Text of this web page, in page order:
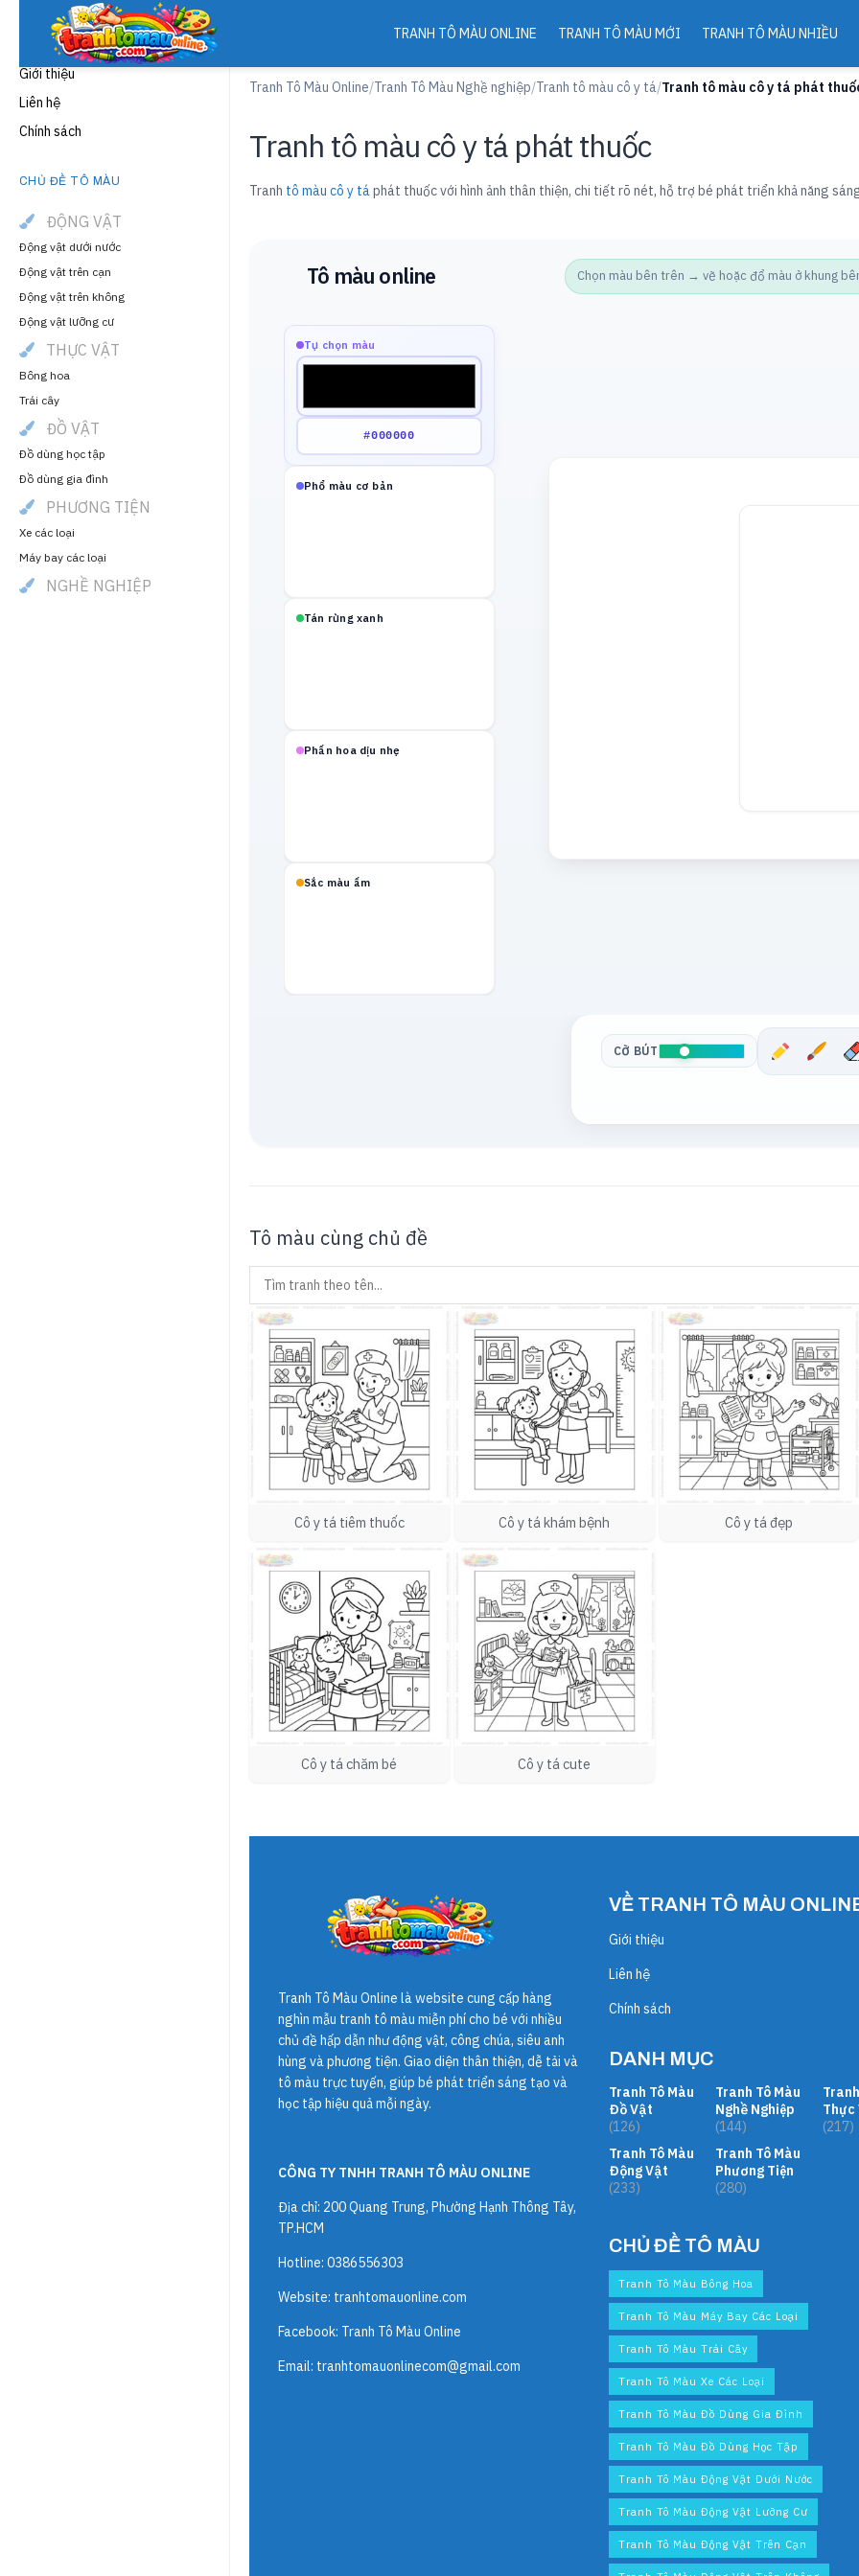
THÔNG TIN
Giới thiệu
Liên hệ
Chính sách
CHỦ ĐỀ TÔ MÀU
ĐỘNG VẬT
Động vật dưới nước
Động vật trên cạn
Động vật trên không
Động vật lưỡng cư
THỰC VẬT
Bông hoa
Trái cây
ĐỒ VẬT
Đồ dùng học tập
Đồ dùng gia đình
PHƯƠNG TIỆN
Xe các loại
Máy bay các loại
NGHỀ NGHIỆP
TRANH TÔ MÀU ONLINE TRANH TÔ MÀU MỚI TRANH TÔ MÀU NHIỀU
Tranh Tô Màu Online/Tranh Tô Màu Nghề nghiệp/Tranh tô màu cô y tá/Tranh tô màu cô y tá phát
Tranh tô màu cô y tá phát thuốc
Tranh tô màu cô y táphát thuốc với hình ảnh thân thiện, chi tiết rõ nét, hỗ trợ bé phát triển khả năng
Tô màu online Chọn màu bên trên → vẽ hoặc đổ màu ở khung
Tự chọn màu
Phổ màu cơ bản
Tán rừng xanh
Phấn hoa dịu nhẹ
Sắc màu ấm
CỠ BÚT
Tô màu cùng chủ đề
Cô y tá tiêm thuốc Cô y tá khám bệnh Cô y tá đẹp
Cô y tá chăm bé Cô y tá cute
Tranh Tô Màu Online là website cung cấp hàng
nghìn mẫu tranh tô màu miễn phí cho bé với nhiều
chủ đề hấp dẫn như động vật, công chúa, siêu anh
hùng và phương tiện. Giao diện thân thiện, dễ tải và
tô màu trực tuyến, giúp bé phát triển sáng tạo và
học tập hiệu quả mỗi ngày.
CÔNG TY TNHH TRANH TÔ MÀU ONLINE
Địa chỉ: 200 Quang Trung, Phường Hạnh Thông Tây,
TP.HCM
Hotline: 0386556303
Website: tranhtomauonline.com
Facebook: Tranh Tô Màu Online
Email: tranhtomauonlinecom@gmail.com
VỀ TRANH TÔ MÀU
Giới thiệu
Liên hệ
Chính sách
DANH MỤC
Tranh Tô Màu
Đồ Vật
(126)
Tranh Tô Màu
Động Vật
(233)
Tranh Tô Màu
Nghề Nghiệp
(144)
Tranh Tô Màu
Phương Tiện
(280)
Thực
(217)
CHỦ ĐỀ TÔ MÀU
Tranh Tô Màu Bông Hoa
Tranh Tô Màu Máy Bay Các Loại
Tranh Tô Màu Trái Cây
Tranh Tô Màu Xe Các Loại
Tranh Tô Màu Đồ Dùng Gia Đình
Tranh Tô Màu Đồ Dùng Học Tập
Tranh Tô Màu Động Vật Dưới Nước
Tranh Tô Màu Động Vật Lưỡng Cư
Tranh Tô Màu Động Vật Trên Cạn